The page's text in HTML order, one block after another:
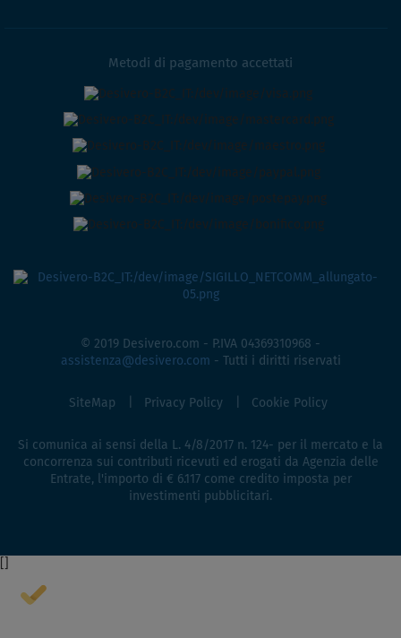
Metodi di pagamento accettati
© 2019 Desivero.com - P.IVA 04369310968 -
assistenza@desivero.com - Tutti i diritti riservati
SiteMap Privacy Policy Cookie Policy
Si comunica ai sensi della L. 4/8/2017 n. 124- per il mercato e la
concorrenza sui contributi ricevuti ed erogati da Agenzia delle
Entrate, l'importo di € 6.117 come credito imposta per
investimenti pubblicitari.